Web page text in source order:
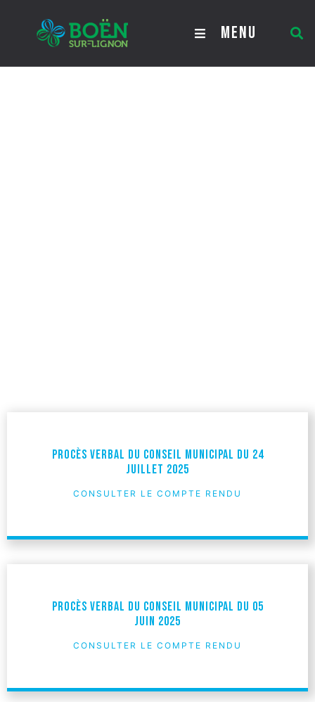
MENU
Comptes rendus
Procès verbal du Conseil Municipal du 24
juillet 2025
CONSULTER LE COMPTE RENDU
Procès verbal du Conseil Municipal du 05
juin 2025
CONSULTER LE COMPTE RENDU